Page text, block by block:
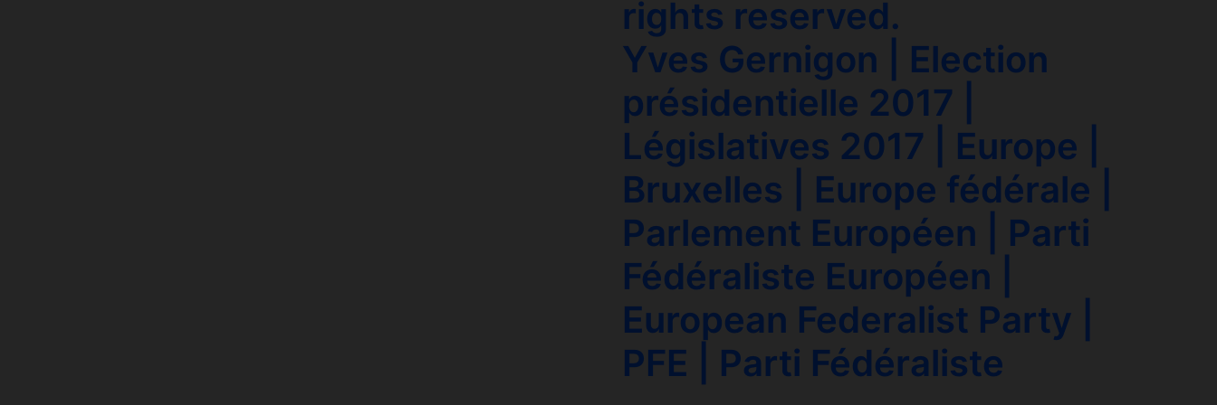
rights reserved.
Yves Gernigon | Election
présidentielle 2017 |
Législatives 2017 | Europe |
Bruxelles | Europe fédérale |
Parlement Européen | Parti
Fédéraliste Européen |
European Federalist Party |
PFE | Parti Fédéraliste